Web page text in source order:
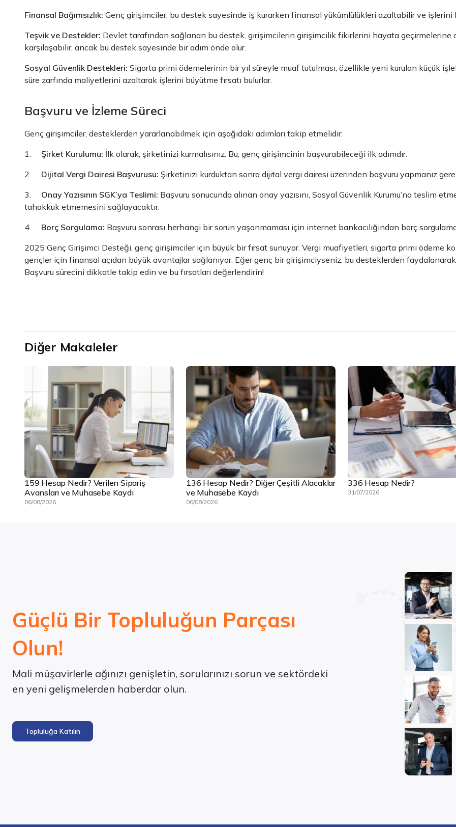
Finansal Bağımsızlık: Genç girişimciler, bu destek sayesinde iş kurarken finansal yükümlülükleri azaltabilir ve işlerini
Teşvik ve Destekler: Devlet tarafından sağlanan bu destek, girişimcilerin girişimcilik fikirlerini hayata geçirmelerine
karşılaşabilir, ancak bu destek sayesinde bir adım önde olur.
Sosyal Güvenlik Destekleri: Sigorta primi ödemelerinin bir yıl süreyle muaf tutulması, özellikle yeni kurulan küçük
süre zarfında maliyetlerini azaltarak işlerini büyütme fırsatı bulurlar.
Başvuru ve İzleme Süreci
Genç girişimciler, desteklerden yararlanabilmek için aşağıdaki adımları takip etmelidir:
1. Şirket Kurulumu: İlk olarak, şirketinizi kurmalısınız. Bu, genç girişimcinin başvurabileceği ilk adımdır.
2. Dijital Vergi Dairesi Başvurusu: Şirketinizi kurduktan sonra dijital vergi dairesi üzerinden başvuru yapmanız
3. Onay Yazısının SGK’ya Teslimi: Başvuru sonucunda alınan onay yazısını, Sosyal Güvenlik Kurumu’na teslim
tahakkuk etmemesini sağlayacaktır.
4. Borç Sorgulama: Başvuru sonrası herhangi bir sorun yaşanmaması için internet bankacılığından borç
2025 Genç Girişimci Desteği, genç girişimciler için büyük bir fırsat sunuyor. Vergi muafiyetleri, sigorta primi ödeme
gençler için finansal açıdan büyük avantajlar sağlanıyor. Eğer genç bir girişimciyseniz, bu desteklerden
Başvuru sürecini dikkatle takip edin ve bu fırsatları değerlendirin!
Diğer Makaleler
159 Hesap Nedir? Verilen Sipariş
Avansları ve Muhasebe Kaydı
06/08/2026
136 Hesap Nedir? Diğer Çeşitli Alacaklar
ve Muhasebe Kaydı
06/08/2026
336 Hesap Nedir?
31/07/2026
Güçlü Bir Topluluğun Parçası
Olun!
Mali müşavirlerle ağınızı genişletin, sorularınızı sorun ve sektördeki
en yeni gelişmelerden haberdar olun.
Topluluğa Katılın